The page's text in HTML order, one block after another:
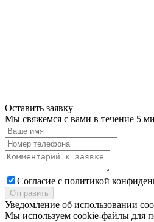
Оставить заявку
Мы свяжемся с вами в течение 5
Cогласие с политикой
Отправить
Уведомление об использовании
Мы используем cookie-файлы для